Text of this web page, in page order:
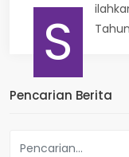
S
Pencarian Berita